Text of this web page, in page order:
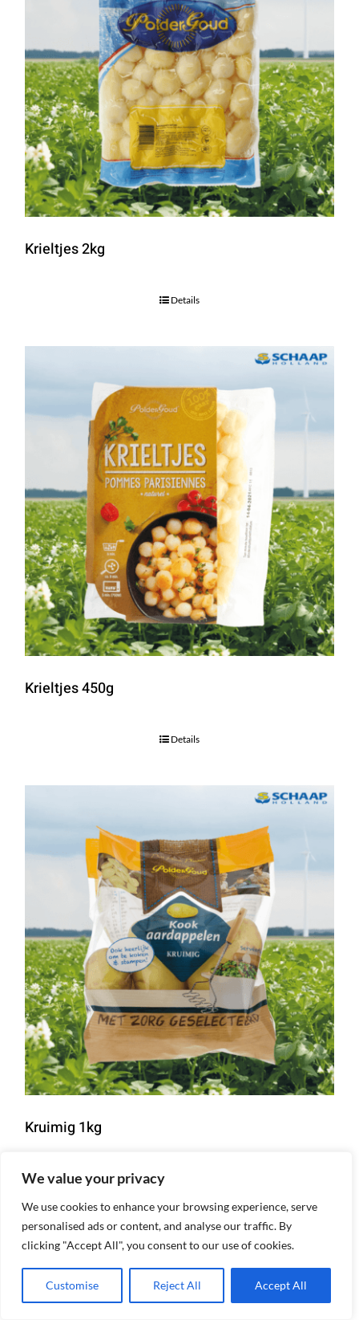
We value your privacy
We use cookies to enhance your browsing experience, serve
personalised ads or content, and analyse our traffic. By
clicking "Accept All", you consent to our use of cookies.
Customise Reject All Accept All
Krieltjes 2kg
Details
Krieltjes 450g
Details
Kruimig 1kg